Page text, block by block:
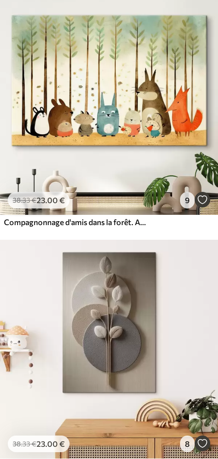
38.33€23.00 € 9
Compagnonnage d'amis dans la forêt. Animaux mignons
38.33€23.00 € 8